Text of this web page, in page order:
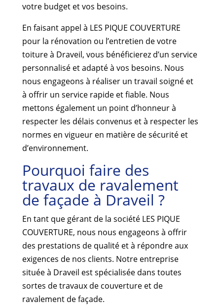
votre budget et vos besoins.
En faisant appel à LES PIQUE COUVERTURE
pour la rénovation ou l’entretien de votre
toiture à Draveil, vous bénéficierez d’un service
personnalisé et adapté à vos besoins. Nous
nous engageons à réaliser un travail soigné et
à offrir un service rapide et fiable. Nous
mettons également un point d’honneur à
respecter les délais convenus et à respecter les
normes en vigueur en matière de sécurité et
d’environnement.
Pourquoi faire des
travaux de ravalement
de façade à Draveil ?
En tant que gérant de la société LES PIQUE
COUVERTURE, nous nous engageons à offrir
des prestations de qualité et à répondre aux
exigences de nos clients. Notre entreprise
située à Draveil est spécialisée dans toutes
sortes de travaux de couverture et de
ravalement de façade.